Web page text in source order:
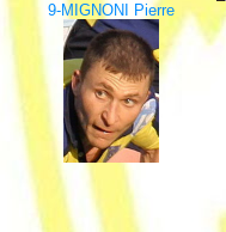
9-MIGNONI Pierre